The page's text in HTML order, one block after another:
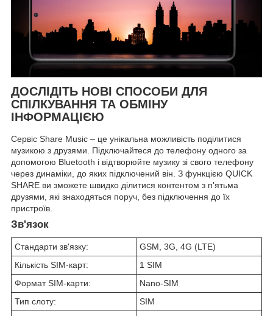
ДОСЛІДІТЬ НОВІ СПОСОБИ ДЛЯ
СПІЛКУВАННЯ ТА ОБМІНУ
ІНФОРМАЦІЄЮ
Сервіс Share Music – це унікальна можливість поділитися
музикою з друзями. Підключайтеся до телефону одного за
допомогою Bluetooth і відтворюйте музику зі свого телефону
через динаміки, до яких підключений він. З функцією QUICK
SHARE ви зможете швидко ділитися контентом з п'ятьма
друзями, які знаходяться поруч, без підключення до їх
пристроїв.
Зв'язок
Стандарти зв'язку:
GSM, 3G, 4G (LTE)
Кількість SIM-карт:
1 SIM
Формат SIM-карти:
Nano-SIM
Тип слоту:
SIM